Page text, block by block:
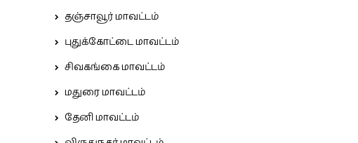
தஞ்சாவூர் மாவட்டம்
புதுக்கோட்டை மாவட்டம்
சிவகங்கை மாவட்டம்
மதுரை மாவட்டம்
தேனி மாவட்டம்